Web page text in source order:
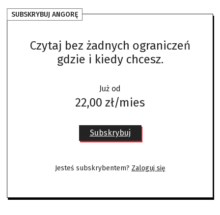
SUBSKRYBUJ ANGORĘ
Czytaj bez żadnych ograniczeń
gdzie i kiedy chcesz.
Już od
22,00 zł/mies
Subskrybuj
Jesteś subskrybentem? Zaloguj się